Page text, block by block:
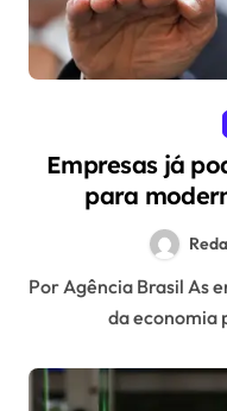
Empresas já
para
Por Agência Brasil As empresas brasileiras de 23 setores
da economia